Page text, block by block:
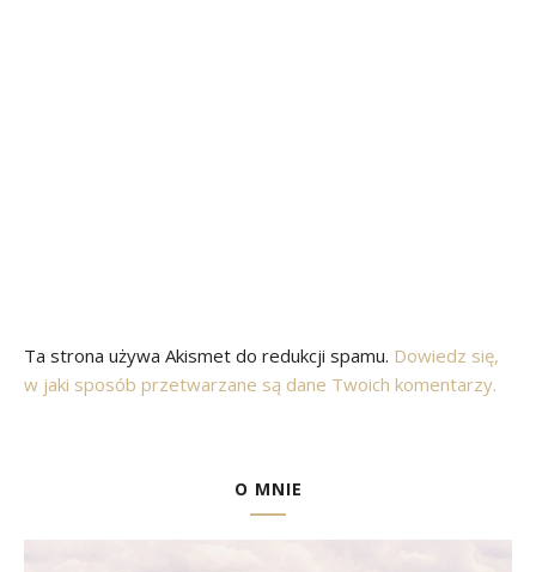
Ta strona używa Akismet do redukcji spamu. Dowiedz się,
w jaki sposób przetwarzane są dane Twoich komentarzy.
O MNIE